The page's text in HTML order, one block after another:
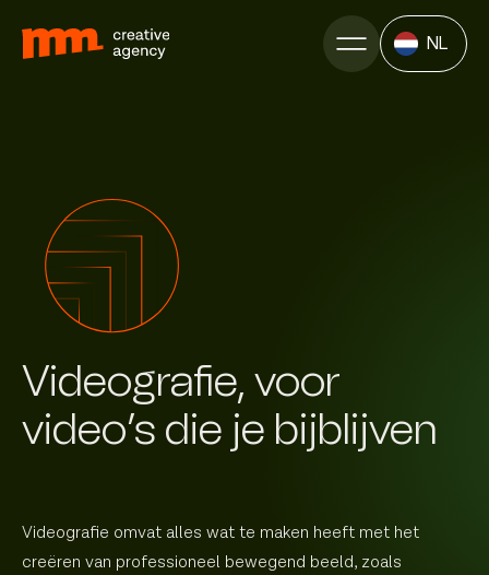
NL
Videografie, voor
video’s die je bijblijven
Videografie omvat alles wat te maken heeft met het
creëren van professioneel bewegend beeld, zoals